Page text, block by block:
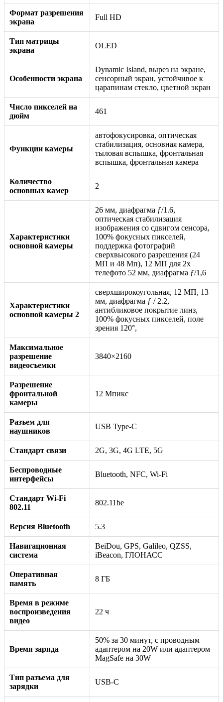
Формат разрешения
экрана
Full HD
Тип матрицы
экрана
OLED
Особенности экрана
Dynamic Island, вырез на экране,
сенсорный экран, устойчивое к
царапинам стекло, цветной экран
Число пикселей на
дюйм
461
Функции камеры
автофокусировка, оптическая
стабилизация, основная камера,
тыловая вспышка, фронтальная
вспышка, фронтальная камера
Количество
основных камер
2
Характеристики
основной камеры
26 мм, диафрагма ƒ/1.6,
оптическая стабилизация
изображения со сдвигом сенсора,
100% фокусных пикселей,
поддержка фотографий
сверхвысокого разрешения (24
МП и 48 Мп), 12 МП для 2x
телефото 52 мм, диафрагма ƒ/1,6
Характеристики
основной камеры 2
сверхширокоугольная, 12 МП, 13
мм, диафрагма ƒ / 2.2,
антибликовое покрытие линз,
100% фокусных пикселей, поле
зрения 120°,
Максимальное
разрешение
видеосъемки
3840×2160
Разрешение
фронтальной
камеры
12 Мпикс
Разъем для
наушников
USB Type-C
Стандарт связи 2G, 3G, 4G LTE, 5G
Беспроводные
интерфейсы
Bluetooth, NFC, Wi-Fi
Стандарт Wi-Fi
802.11
802.11be
Версия Bluetooth 5.3
Навигационная
система
BeiDou, GPS, Galileo, QZSS,
iBeacon, ГЛОНАСС
Оперативная
память
8 ГБ
Время в режиме
воспроизведения
видео
22 ч
Время заряда
50% за 30 минут, с проводным
адаптером на 20W или адаптером
MagSafe на 30W
Тип разъема для
зарядки
USB-C